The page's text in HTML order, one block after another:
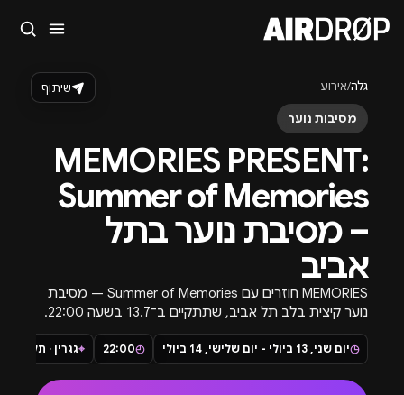
גלה/אירוע
מסיבות נוער
MEMORIES PRESENT:
Summer of Memories
– מסיבת נוער בתל
אביב
MEMORIES חוזרים עם Summer of Memories — מסיבת
נוער קיצית בלב תל אביב, שתתקיים ב־13.7 בשעה 22:00.
אחרי האירוע האחרון, צוות MEMORIES מרים את הרף עם
ערב גדול, מושקע וקיצוני יותר, באווירת חופש גדול, מוזיקה,
הפתעות וקונספט קיץ מיוחד.
◷יום שני, 13 ביולי - יום שלישי, 14 ביולי ◴
22:00
⌖גגרין · תל אביב
שיתוף
סגור
מה מחפשים?
🎪
טיפ: אפשר להקליד שם אומן, עיר, תאריך או שם חג.